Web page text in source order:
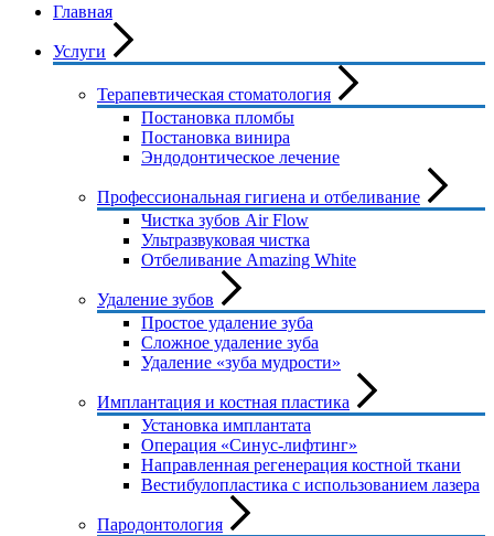
Главная
Услуги
Терапевтическая стоматология
Постановка пломбы
Постановка винира
Эндодонтическое лечение
Профессиональная гигиена и отбеливание
Чистка зубов Air Flow
Ультразвуковая чистка
Отбеливание Amazing White
Удаление зубов
Простое удаление зуба
Сложное удаление зуба
Удаление «зуба мудрости»
Имплантация и костная пластика
Установка имплантата
Операция «Синус-лифтинг»
Направленная регенерация костной ткани
Вестибулопластика с использованием лазера
Пародонтология